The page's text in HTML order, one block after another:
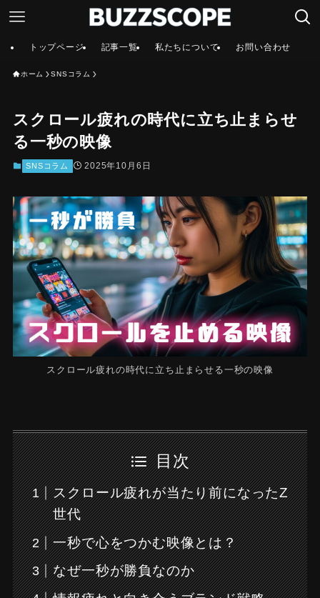
トップページ 記事一覧 私たちについて お問い合わせ
ホーム SNSコラム
スクロール疲れの時代に立ち止まらせ
る一秒の映像
SNSコラム 2025年10月6日
スクロール疲れの時代に立ち止まらせる一秒の映像
目次
スクロール疲れが当たり前になったZ
世代
一秒で心をつかむ映像とは？
なぜ一秒が勝負なのか